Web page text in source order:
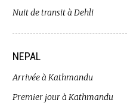
Nuit de transit à Dehli
NEPAL
Arrivée à Kathmandu
Premier jour à Kathmandu